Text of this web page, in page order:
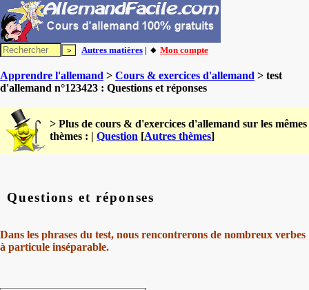
Autres matières | 🔸 Mon compte
Apprendre l'allemand > Cours & exercices d'allemand > test
d'allemand n°123423 : Questions et réponses
> Plus de cours & d'exercices d'allemand sur les mêmes
thèmes : | Question [Autres thèmes]
Questions et réponses
Dans les phrases du test, nous rencontrerons de nombreux verbes
à particule inséparable.